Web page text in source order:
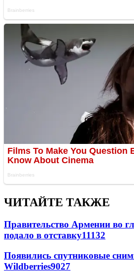
ЧИТАЙТЕ ТАКЖЕ
Правительство Армении во
подало в отставку11132
Появились спутниковые
Wildberries9027